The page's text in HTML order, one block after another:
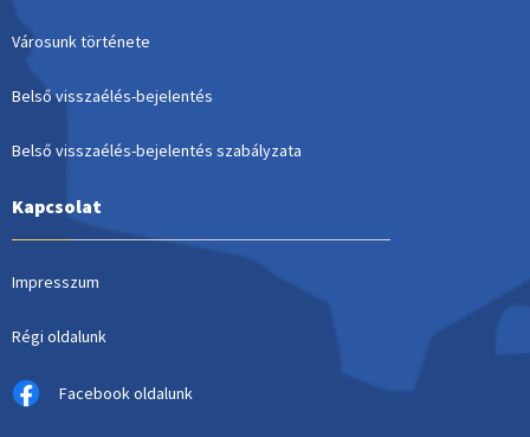
Városunk története
Belső visszaélés-bejelentés
Belső visszaélés-bejelentés szabályzata
Kapcsolat
Impresszum
Régi oldalunk
Facebook oldalunk